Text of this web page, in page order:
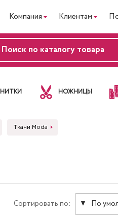
Компания Клиентам
НИТКИ НОЖНИЦЫ
Ткани Moda
Сортировать по: По